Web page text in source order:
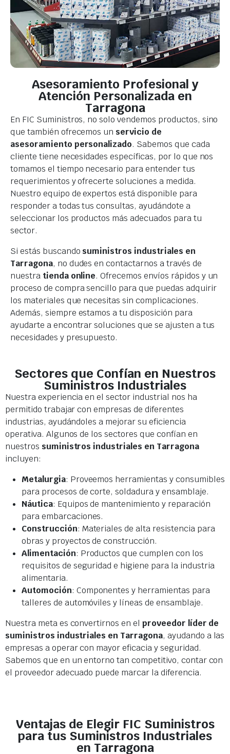
Asesoramiento Profesional y
Atención Personalizada en
Tarragona
En FIC Suministros, no solo vendemos productos, sino
que también ofrecemos un servicio de
asesoramiento personalizado. Sabemos que cada
cliente tiene necesidades específicas, por lo que nos
tomamos el tiempo necesario para entender tus
requerimientos y ofrecerte soluciones a medida.
Nuestro equipo de expertos está disponible para
responder a todas tus consultas, ayudándote a
seleccionar los productos más adecuados para tu
sector.
Si estás buscando suministros industriales en
Tarragona, no dudes en contactarnos a través de
nuestra tienda online. Ofrecemos envíos rápidos y un
proceso de compra sencillo para que puedas adquirir
los materiales que necesitas sin complicaciones.
Además, siempre estamos a tu disposición para
ayudarte a encontrar soluciones que se ajusten a tus
necesidades y presupuesto.
Sectores que Confían en Nuestros
Suministros Industriales
Nuestra experiencia en el sector industrial nos ha
permitido trabajar con empresas de diferentes
industrias, ayudándoles a mejorar su eficiencia
operativa. Algunos de los sectores que confían en
nuestros suministros industriales en Tarragona
incluyen:
Metalurgia: Proveemos herramientas y consumibles
para procesos de corte, soldadura y ensamblaje.
Náutica: Equipos de mantenimiento y reparación
para embarcaciones.
Construcción: Materiales de alta resistencia para
obras y proyectos de construcción.
Alimentación: Productos que cumplen con los
requisitos de seguridad e higiene para la industria
alimentaria.
Automoción: Componentes y herramientas para
talleres de automóviles y líneas de ensamblaje.
Nuestra meta es convertirnos en el proveedor líder de
suministros industriales en Tarragona, ayudando a las
empresas a operar con mayor eficacia y seguridad.
Sabemos que en un entorno tan competitivo, contar con
el proveedor adecuado puede marcar la diferencia.
Ventajas de Elegir FIC Suministros
para tus Suministros Industriales
en Tarragona